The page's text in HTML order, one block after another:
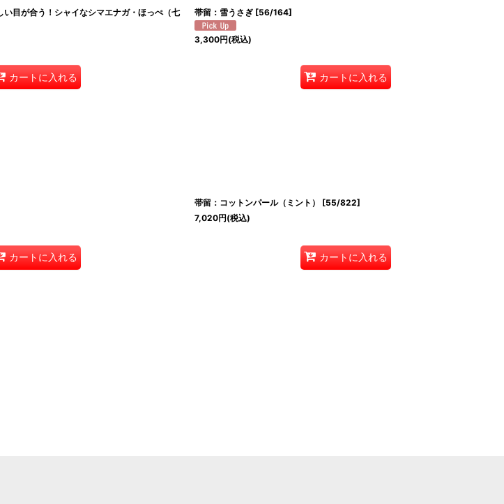
目が合う！シャイなシマエナガ・ほっぺ（七
カートに入れる
帯留：雪うさぎ [56/164]
3,300円(税込)
カートに入れる
カートに入れる
帯留：コットンパール（ミント） [55/822]
7,020円(税込)
カートに入れる